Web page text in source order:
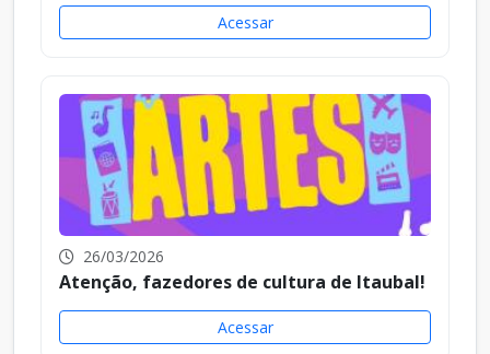
Acessar
26/03/2026
Atenção, fazedores de cultura de Itaubal!
Acessar